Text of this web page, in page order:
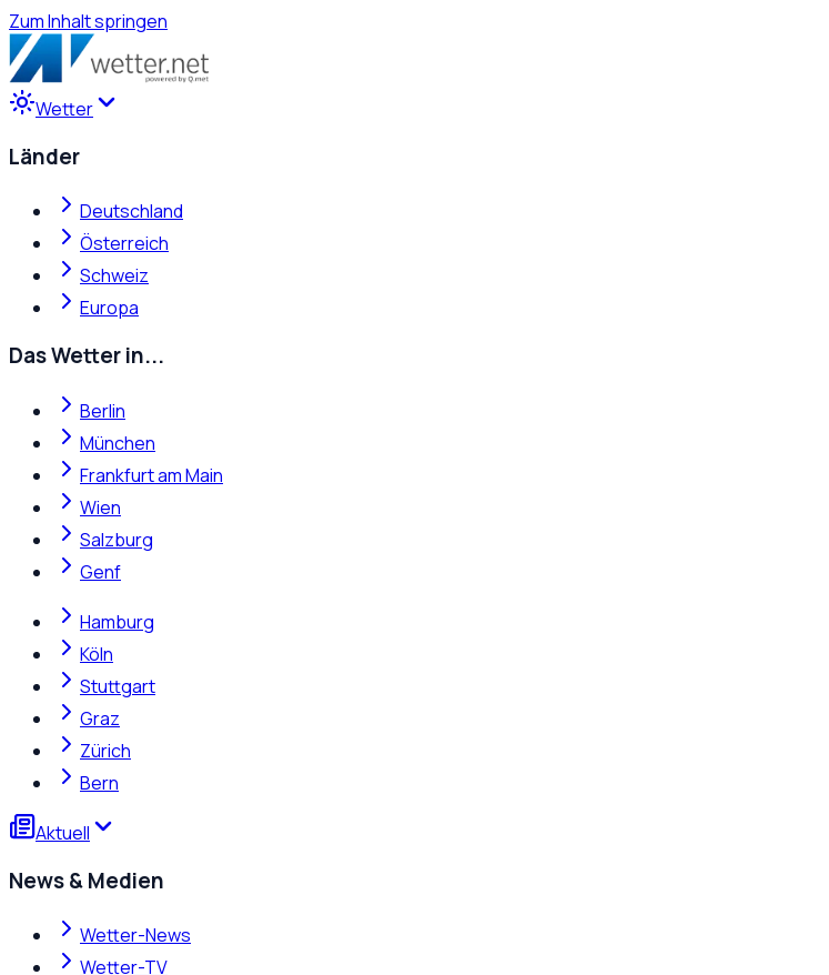
Zum Inhalt springen
Wetter
Länder
Deutschland
Österreich
Schweiz
Europa
Das Wetter in...
Berlin
München
Frankfurt am Main
Wien
Salzburg
Genf
Hamburg
Köln
Stuttgart
Graz
Zürich
Bern
Aktuell
News & Medien
Wetter-News
Wetter-TV